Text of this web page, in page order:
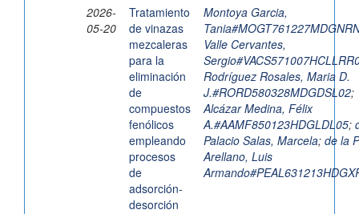
2026-
05-20
Tratamiento
de vinazas
mezcaleras
para la
eliminación
de
compuestos
fenólicos
empleando
procesos
de
adsorción-
desorción
Montoya Garcia,
Valle Cervantes,
Rodríguez Rosales, Maria D.
J.#RORD580328MDGDSL02;
Alcázar Medina, Félix
A.#AAMF850123HDGLDL05;
Palacio Salas, Marcela; de la
Arellano, Luis